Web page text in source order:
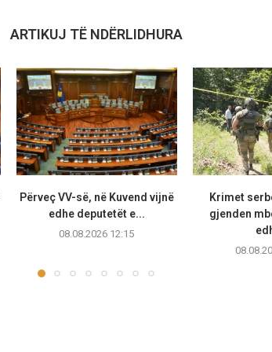
ARTIKUJ TË NDËRLIDHURA
Përveç VV-së, në Kuvend vijnë
edhe deputetët e...
08.08.2026 12:15
Krimet
gjenden